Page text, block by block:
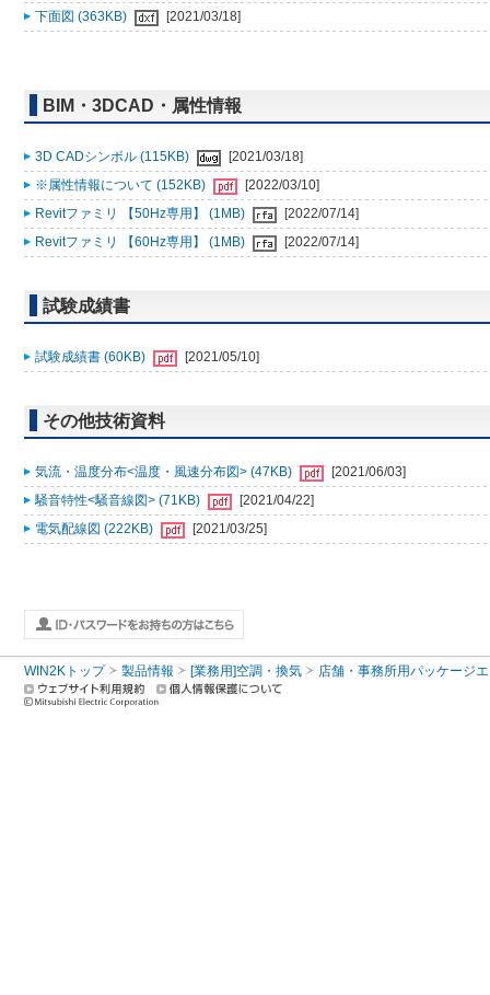
下面図 (363KB)
[2021/03/18]
BIM・3DCAD・属性情報
3D CADシンボル (115KB)
[2021/03/18]
※属性情報について (152KB)
[2022/03/10]
Revitファミリ 【50Hz専用】 (1MB)
[2022/07/14]
Revitファミリ 【60Hz専用】 (1MB)
[2022/07/14]
試験成績書
試験成績書 (60KB) [2021/05/10]
その他技術資料
気流・温度分布<温度・風速分布図> (47KB)
[2021/06/03]
騒音特性<騒音線図> (71KB)
[2021/04/22]
電気配線図 (222KB)
[2021/03/25]
WIN2Kトップ 製品情報 [業務用]空調・換気 店舗・事務所用パッケージ